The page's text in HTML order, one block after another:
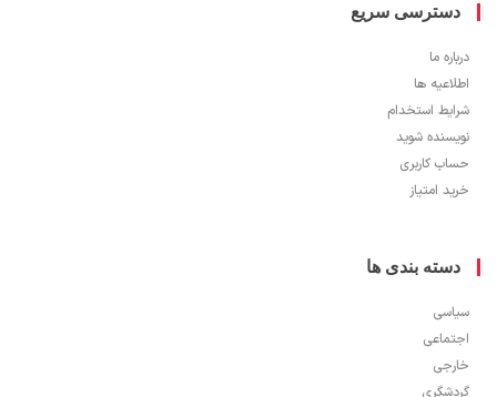
سریع
ها
استخدام
شوید
کاربری
امتیاز
بندی ها